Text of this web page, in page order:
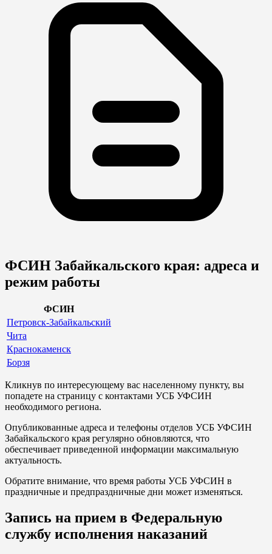
ФСИН Забайкальского края: адреса и
режим работы
ФСИН
Петровск-Забайкальский
Чита
Краснокаменск
Борзя
Кликнув по интересующему вас населенному пункту, вы
попадете на страницу с контактами УСБ УФСИН
необходимого региона.
Опубликованные адреса и телефоны отделов УСБ УФСИН
Забайкальского края регулярно обновляются, что
обеспечивает приведенной информации максимальную
актуальность.
Обратите внимание, что время работы УСБ УФСИН в
праздничные и предпраздничные дни может изменяться.
Запись на прием в Федеральную
службу исполнения наказаний